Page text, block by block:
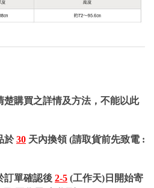
楚購買之詳情及方法，不能以此
於30 天內換領 (請取貨前先致電 :
訂單確認後 2-5 (工作天)日開始寄